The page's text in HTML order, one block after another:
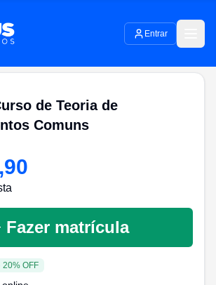
Entrar
de Teoria de
Comuns
Fazer matrícula
20% OFF